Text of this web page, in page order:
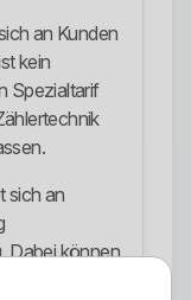
an Kunden
kein
Spezialtarif
sich an
Dabei können